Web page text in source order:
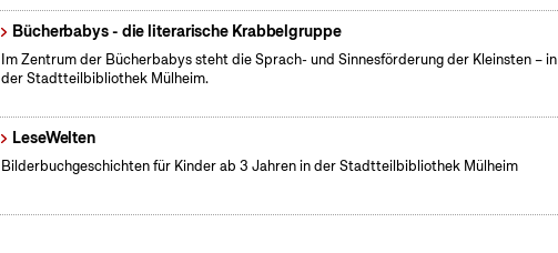
Bücherbabys - die literarische Krabbelgruppe
Im Zentrum der Bücherbabys steht die Sprach- und Sinnesförderung der Kleinsten – in
der Stadtteilbibliothek Mülheim.
LeseWelten
Bilderbuchgeschichten für Kinder ab 3 Jahren in der Stadtteilbibliothek Mülheim